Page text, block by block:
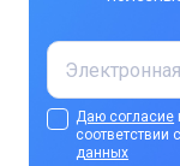
Даю согласие
соответствии с
данных